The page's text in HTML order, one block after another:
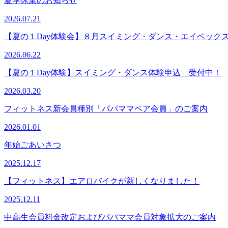
2026.07.21
【夏の１Day体験会】８月スイミング・ダンス・エイベック
2026.06.22
【夏の１Day体験】スイミング・ダンス体験申込 受付中！
2026.03.20
フィットネス新会員種別「パパママペア会員」のご案内
2026.01.01
年始ごあいさつ
2025.12.17
【フィットネス】エアロバイクが新しくなりました！
2025.12.11
中高生会員料金改定およびパパママ会員対象拡大のご案内